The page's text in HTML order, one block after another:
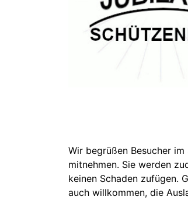
Wir begrüßen Besucher
mitnehmen. Sie werden
keinen Schaden zufügen.
auch willkommen, die